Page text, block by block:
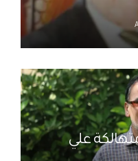
عقود خيالية… وملاعب متهالكة علي